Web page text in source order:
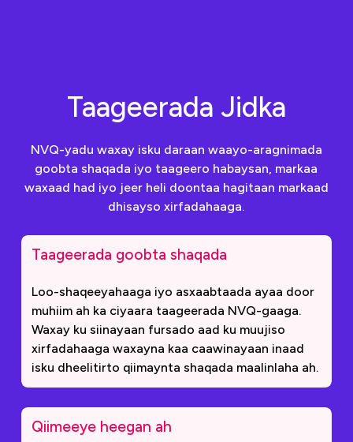
Taageerada Jidka
NVQ-yadu waxay isku daraan waayo-aragnimada
goobta shaqada iyo taageero habaysan, markaa
waxaad had iyo jeer heli doontaa hagitaan markaad
dhisayso xirfadahaaga.
Taageerada goobta shaqada
Loo-shaqeeyahaaga iyo asxaabtaada ayaa door
muhiim ah ka ciyaara taageerada NVQ-gaaga.
Waxay ku siinayaan fursado aad ku muujiso
xirfadahaaga waxayna kaa caawinayaan inaad
isku dheelitirto qiimaynta shaqada maalinlaha ah.
Qiimeeye heegan ah